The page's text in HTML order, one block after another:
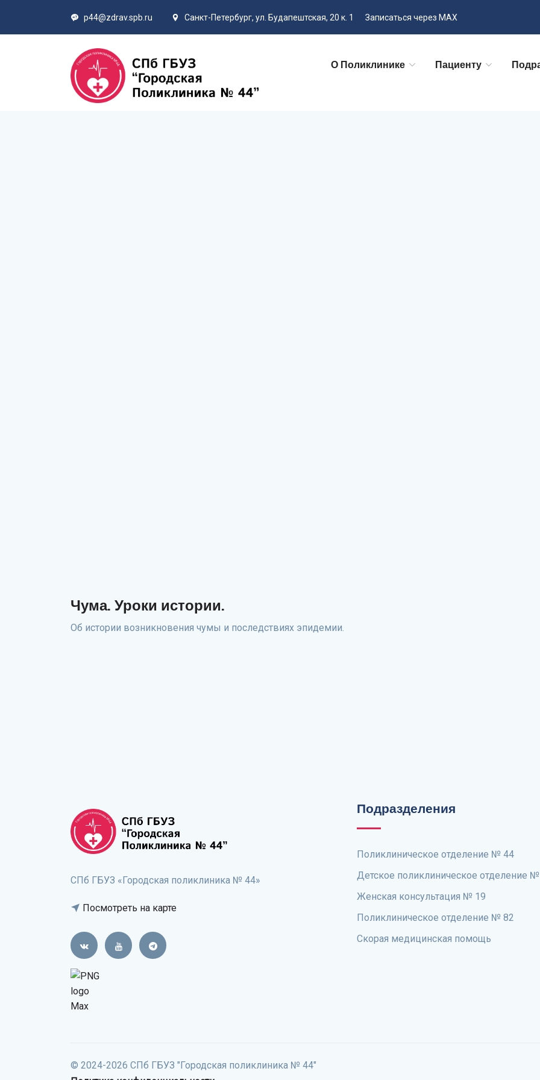
p44@zdrav.spb.ru Санкт-Петербург, ул. Будапештская, 20 к. 1 Записаться через MAX
О Поликлинике Пациенту
Чума. Уроки истории.
Об истории возникновения чумы и последствиях эпидемии.
СПб ГБУЗ «Городская поликлиника № 44»
Посмотреть на карте
Подразделения
Поликлиническое отделение № 44
Детское поликлиническое отделение №
Женская консультация № 19
Поликлиническое отделение № 82
Скорая медицинская помощь
© 2024-2026 СПб ГБУЗ "Городская поликлиника № 44"